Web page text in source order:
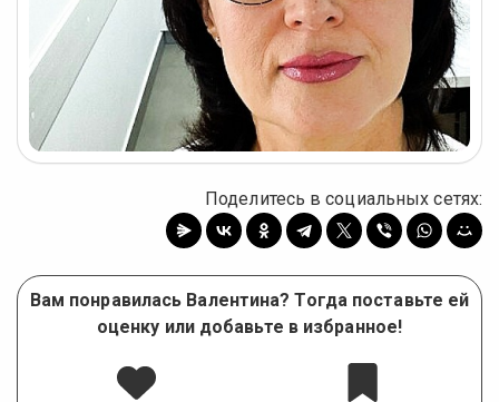
Поделитесь в социальных сетях:
Вам понравилась Валентина? Тогда поставьте ей
оценку или добавьте в избранное!